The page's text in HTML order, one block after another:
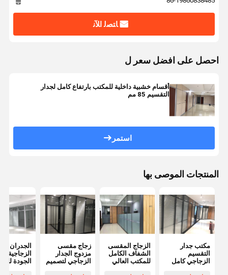
ﺎﺘﺼﻟ ﺍﻶﻧ
احصل على افضل سعر ل
أقسام خشبية داخلية للمكتب بارتفاع كامل لجدار
التقسيم 85 مم
استمر
المنتجات الموصى بها
مكتب جدار
التقسيم
الزجاجي كامل
الزجاج المقسى
الشفاف الكامل
للمكتب العالي
زجاج مقسى
مزدوج الجدار
الزجاجي لتصميم
الجدران
الزجاجية
الجودة